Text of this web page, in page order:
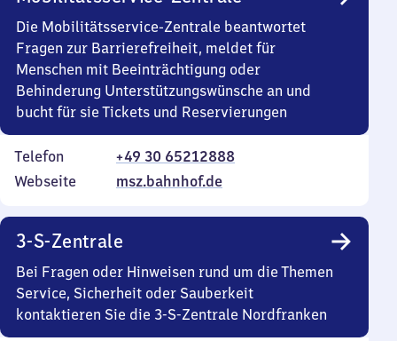
Die Mobilitätsservice-Zentrale beantwortet
Fragen zur Barrierefreiheit, meldet für
Menschen mit Beeinträchtigung oder
Behinderung Unterstützungswünsche an und
bucht für sie Tickets und Reservierungen
Telefon
+49 30 65212888
Webseite
msz.bahnhof.de
3-S-Zentrale
Bei Fragen oder Hinweisen rund um die Themen
Service, Sicherheit oder Sauberkeit
kontaktieren Sie die 3-S-Zentrale Nordfranken